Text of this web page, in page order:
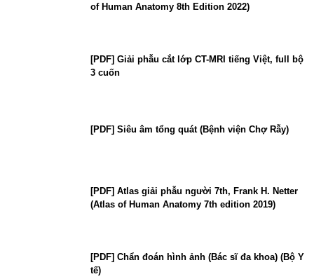
of Human Anatomy 8th Edition 2022)
[PDF] Giải phẫu cắt lớp CT-MRI tiếng Việt, full bộ
3 cuốn
[PDF] Siêu âm tổng quát (Bệnh viện Chợ Rẫy)
[PDF] Atlas giải phẫu người 7th, Frank H. Netter
(Atlas of Human Anatomy 7th edition 2019)
[PDF] Chẩn đoán hình ảnh (Bác sĩ đa khoa) (Bộ Y
tế)